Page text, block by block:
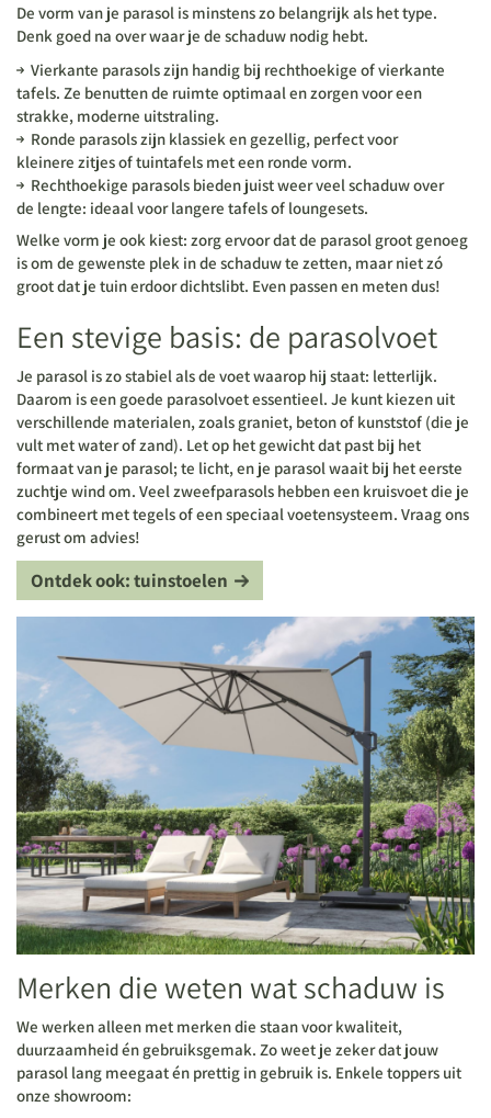
De vorm van je parasol is minstens zo belangrijk als het type.
Denk goed na over waar je de schaduw nodig hebt.
Vierkante parasols zijn handig bij rechthoekige of vierkante
tafels. Ze benutten de ruimte optimaal en zorgen voor een
strakke, moderne uitstraling.
Ronde parasols zijn klassiek en gezellig, perfect voor
kleinere zitjes of tuintafels met een ronde vorm.
Rechthoekige parasols bieden juist weer veel schaduw over
de lengte: ideaal voor langere tafels of loungesets.
Welke vorm je ook kiest: zorg ervoor dat de parasol groot genoeg
is om de gewenste plek in de schaduw te zetten, maar niet zó
groot dat je tuin erdoor dichtslibt. Even passen en meten dus!
Een stevige basis: de parasolvoet
Je parasol is zo stabiel als de voet waarop hij staat: letterlijk.
Daarom is een goede parasolvoet essentieel. Je kunt kiezen uit
verschillende materialen, zoals graniet, beton of kunststof (die je
vult met water of zand). Let op het gewicht dat past bij het
formaat van je parasol; te licht, en je parasol waait bij het eerste
zuchtje wind om. Veel zweefparasols hebben een kruisvoet die je
combineert met tegels of een speciaal voetensysteem. Vraag ons
gerust om advies!
Ontdek ook: tuinstoelen
Merken die weten wat schaduw is
We werken alleen met merken die staan voor kwaliteit,
duurzaamheid én gebruiksgemak. Zo weet je zeker dat jouw
parasol lang meegaat én prettig in gebruik is. Enkele toppers uit
onze showroom: